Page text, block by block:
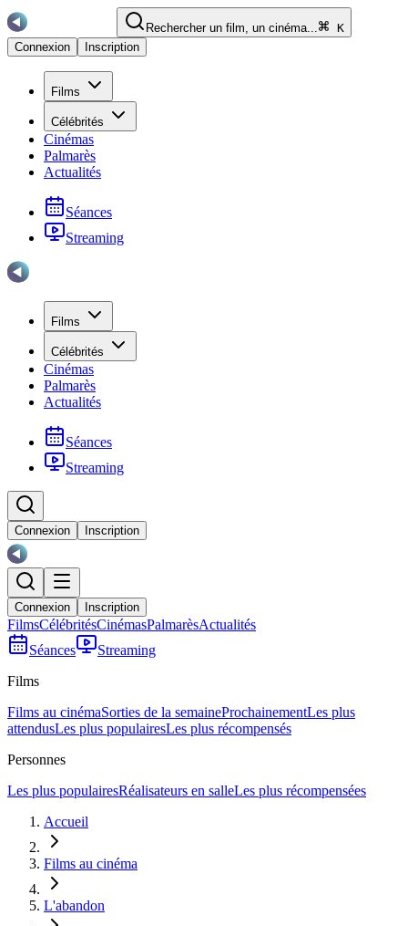
Rechercher un film, un cinéma...
K
Connexion
Inscription
Films
Célébrités
Cinémas
Palmarès
Actualités
Séances
Streaming
Films
Célébrités
Cinémas
Palmarès
Actualités
Séances
Streaming
Connexion Inscription
Connexion Inscription
FilmsCélébritésCinémasPalmarèsActualités
Séances
Streaming
Films
Films au cinémaSorties de la semaineProchainementLes plus
attendusLes plus populairesLes plus récompensés
Personnes
Les plus populairesRéalisateurs en salleLes plus récompensées
Accueil
Films au cinéma
L'abandon